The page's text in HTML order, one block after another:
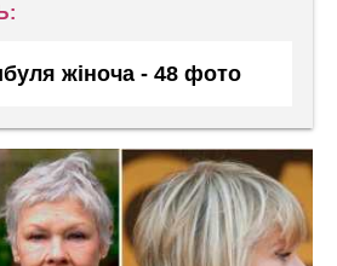
жіноча - 48 фото